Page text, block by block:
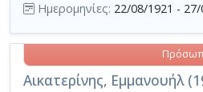
Ημερομηνίες: 22/08/1921 -
Αικατερίνης, Εμμανουήλ